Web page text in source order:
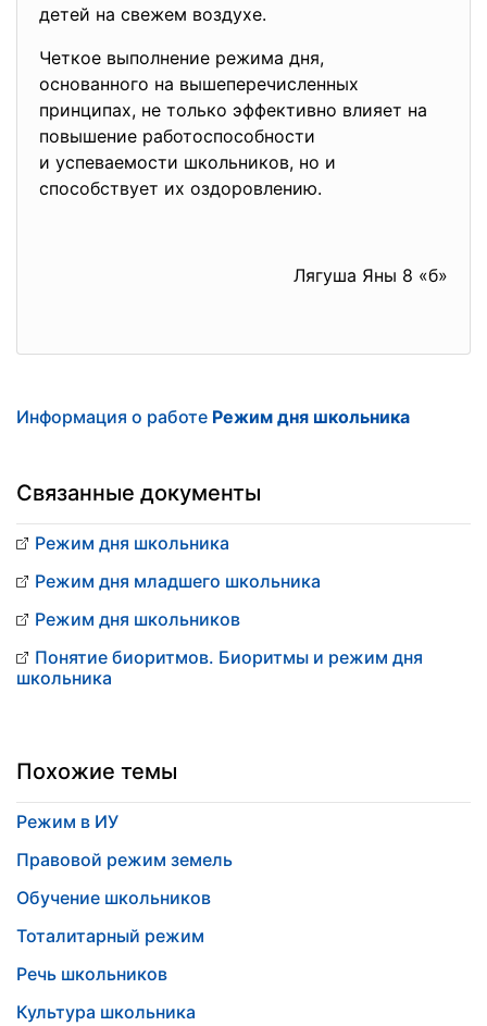
детей на свежем воздухе.
Четкое выполнение режима дня,
основанного на вышеперечисленных
принципах, не только эффективно влияет на
повышение работоспособности
и успеваемости школьников, но и
способствует их оздоровлению.
Лягуша Яны 8 «б»
Информация о работе Режим дня школьника
Связанные документы
Режим дня школьника
Режим дня младшего школьника
Режим дня школьников
Понятие биоритмов. Биоритмы и режим дня
школьника
Похожие темы
Режим в ИУ
Правовой режим земель
Обучение школьников
Тоталитарный режим
Речь школьников
Культура школьника